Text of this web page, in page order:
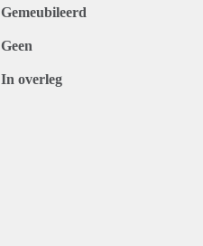
Gemeubileerd
Geen
In overleg